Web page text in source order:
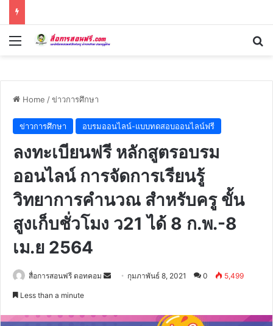
Menu
Home /ข่าวการศึกษา
ข่าวการศึกษา อบรมออนไลน์-แบบทดสอบออนไลน์ฟรี
ลงทะเบียนฟรี หลักสูตรอบรม
ออนไลน์ การจัดการเรียนรู้
วิทยาการคำนวณ สำหรับครู ขั้น
สูงเก็บชั่วโมง ว21 ได้ 8 ก.พ.-8
เม.ย 2564
สื่อการสอนฟรี ดอทคอม
Send กุมภาพันธ์ 8, 2021 0 5,499
Less than a minute